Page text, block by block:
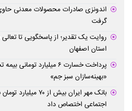
اندونزی صادرات محصولات معدنی
گرفت
روایت یک تقدیر؛ از پاسخگویی تا تعالی
استان اصفهان
پرداخت خسارت ۶ میلیارد
«بهینه‌سازان سبز جم»
بانک مهر ایران بیش
اجتماعی اختصاص داد